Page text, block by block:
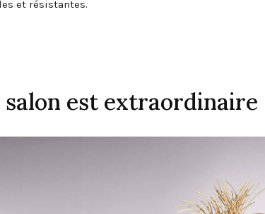
et résistantes.
est extraordinaire